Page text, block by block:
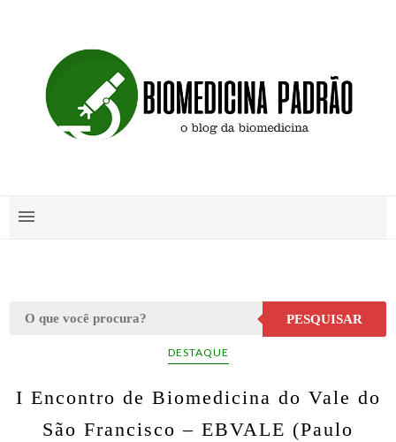
PESQUISAR
DESTAQUE
I Encontro de Biomedicina do Vale do
São Francisco – EBVALE (Paulo